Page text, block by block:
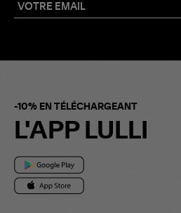
-10% EN TÉLÉCHARGEANT
L'APP LULLI